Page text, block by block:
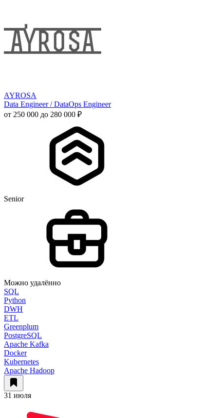
AYROSA
Data Engineer / DataOps Engineer
от 250 000 до 280 000 ₽
Senior
Можно удалённо
SQL
Python
DWH
ETL
Greenplum
PostgreSQL
Apache Kafka
Docker
Kubernetes
Apache Hadoop
31 июля